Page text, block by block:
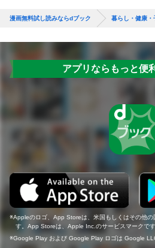
漫画無料試し読みならdブック 暮らし・健康・
アプリならもっと便
Appleのロゴ、App Storeは、米国もしくはその他
す。App Storeは、Apple Inc.のサービスマークです
Google Play および Google Play ロゴは Google